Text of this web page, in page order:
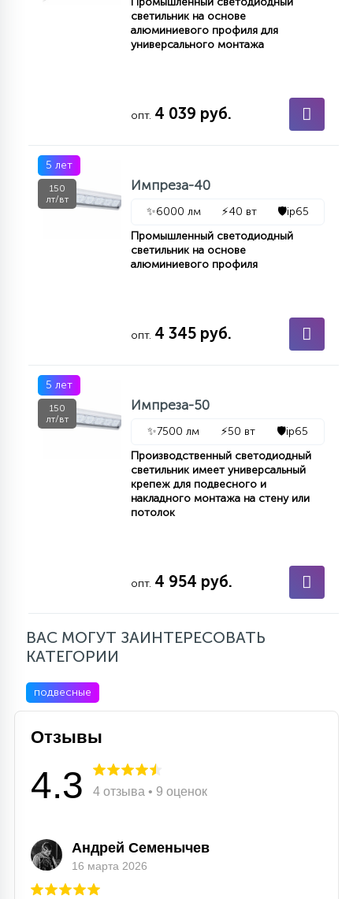
светильник на основе
алюминиевого профиля для
универсального монтажа
опт. 4 039 руб.
5 лет
150
лт/вт
Импреза-40
✨6000 лм ⚡40 вт 🛡️ip65
Промышленный светодиодный
светильник на основе
алюминиевого профиля
опт. 4 345 руб.
5 лет
150
лт/вт
Импреза-50
✨7500 лм ⚡50 вт 🛡️ip65
Производственный светодиодный
светильник имеет универсальный
крепеж для подвесного и
накладного монтажа на стену или
потолок
опт. 4 954 руб.
ВАС МОГУТ ЗАИНТЕРЕСОВАТЬ
КАТЕГОРИИ
подвесные
Отзывы
4.3 4 отзыва • 9 оценок
Андрей Семенычев
16 марта 2026